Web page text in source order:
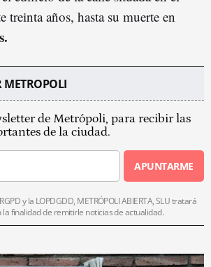
treinta años, hasta su muerte en
METROPOLI
de Metrópoli, para recibir las
de la ciudad.
APUNTARME
y la LOPDGDD, METRÓPOLI ABIERTA, SLU tratará
la finalidad de remitirle noticias de actualidad.